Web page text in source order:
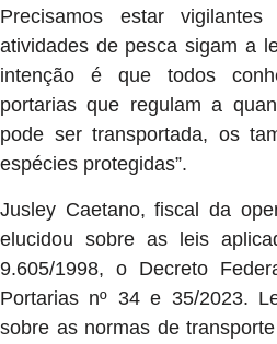
Precisamos estar
atividades de pesca sigam a
intenção é que todos
portarias que regulam a
pode ser transportada, os
espécies protegidas”.
Jusley Caetano, fiscal da
elucidou sobre as leis
9.605/1998, o Decreto
Portarias nº 34 e 35/2023.
sobre as normas de